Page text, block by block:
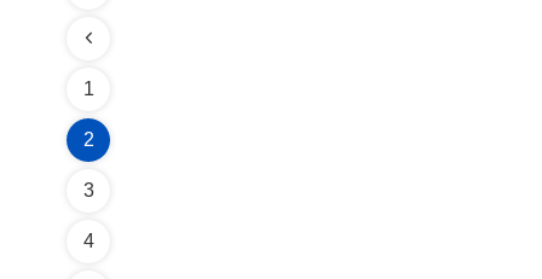
1
2
3
4